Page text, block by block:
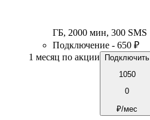
ГБ, 2000 мин, 300 SMS
Подключение - 650 ₽
1 месяц по акции
Подключить
1050
0
₽/мес